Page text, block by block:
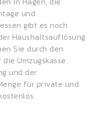
und
gibt es noch
Haushaltsauflösung
Sie durch den
Umzugskasse.
und der
für private und